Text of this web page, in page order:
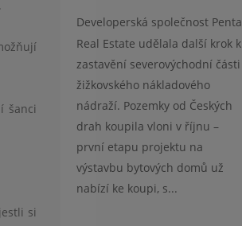
šanci
si
Developerská společnost Penta
Real Estate udělala další krok k
zastavění severovýchodní části
žižkovského nákladového
nádraží. Pozemky od Českých
drah koupila vloni v říjnu –
první etapu projektu na
výstavbu bytových domů už
nabízí ke koupi, s...